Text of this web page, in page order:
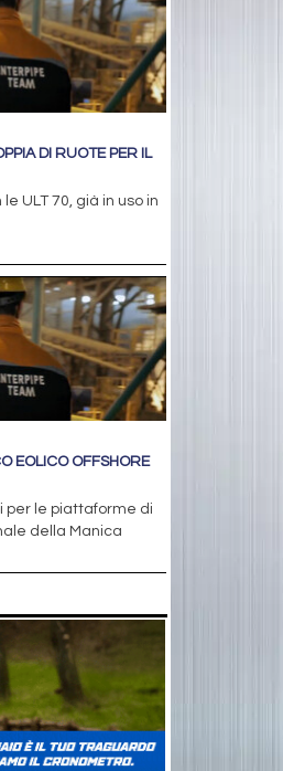
DI RUOTE PER IL
ULT 70, già in uso in
EOLICO OFFSHORE
per le piattaforme di
della Manica